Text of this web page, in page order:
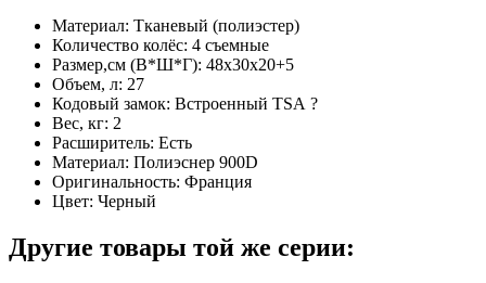
Материал: Тканевый (полиэстер)
Количество колёс: 4 съемные
Размер,см (В*Ш*Г): 48х30х20+5
Объем, л: 27
Кодовый замок: Встроенный TSA ?
Вес, кг: 2
Расширитель: Есть
Материал: Полиэснер 900D
Оригинальность: Франция
Цвет: Черный
Другие товары той же серии: